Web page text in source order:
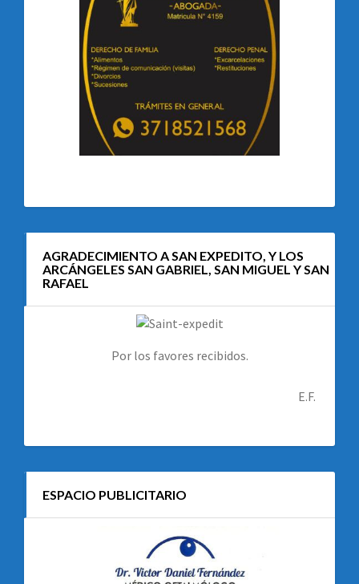
AGRADECIMIENTO A SAN EXPEDITO, Y LOS
ARCÁNGELES SAN GABRIEL, SAN MIGUEL Y SAN
RAFAEL
Por los favores recibidos.
E.F.
ESPACIO PUBLICITARIO